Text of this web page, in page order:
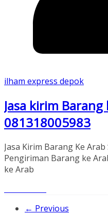
ilham express depok
Jasa kirim Barang
081318005983
Jasa Kirim Barang Ke Arab
Pengiriman Barang ke
ke Arab
← Previous